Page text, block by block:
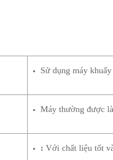
Sử dụng máy
Máy thường được
: Với chất liệu tốt